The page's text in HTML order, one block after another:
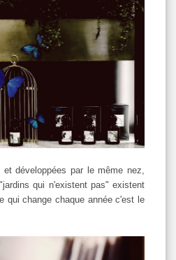
développées par le même nez,
qui n'existent pas" existent
qui change chaque année c'est le